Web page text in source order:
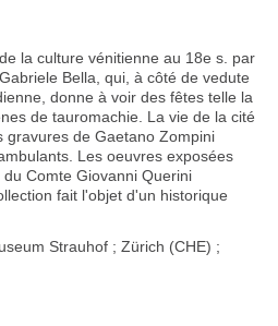
la culture vénitienne au 18e s. par
Bella, qui, à côté de vedute
donne à voir des fêtes telle la
de tauromachie. La vie de la cité
gravures de Gaetano Zompini
Les oeuvres exposées
Comte Giovanni Querini
fait l'objet d'un historique
Strauhof ; Zürich (CHE) ;